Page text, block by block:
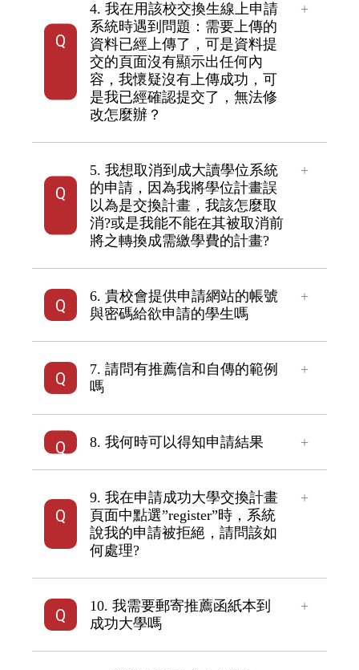
4. 我在用該校交換生線上申請
系統時遇到問題：需要上傳的
資料已經上傳了，可是資料提
交的頁面沒有顯示出任何內
容，我懷疑沒有上傳成功，可
是我已經確認提交了，無法修
改怎麼辦？
5. 我想取消到成大讀學位系統
的申請，因為我將學位計畫誤
以為是交換計畫，我該怎麼取
消?或是我能不能在其被取消前
將之轉換成需繳學費的計畫?
6. 貴校會提供申請網站的帳號
與密碼給欲申請的學生嗎
7. 請問有推薦信和自傳的範例
嗎
8. 我何時可以得知申請結果
9. 我在申請成功大學交換計畫
頁面中點選”register”時，系統
說我的申請被拒絕，請問該如
何處理?
10. 我需要郵寄推薦函紙本到
成功大學嗎